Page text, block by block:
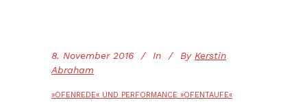
8. November 2016 In By Kerstin
Abraham
»OFENREDE« UND PERFORMANCE »OFENTAUFE«